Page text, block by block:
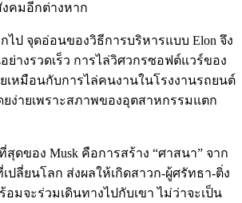
งคมอีกต่างหาก
ไป จุดอ่อนของวิธีการบริหารแบบ Elon จึง
ย่างรวดเร็ว การไล่วิศวกรซอฟต์แวร์ของ
เหมือนกับการไล่คนงานในโรงงานรถยนต์
ง่ายเพราะสภาพของอุตสาหกรรมแตก
ดของ Musk คือการสร้าง “ศาสนา” จาก
ลี่ยนโลก ส่งผลให้เกิดสาวก-ผู้ศรัทธา-ติ่ง
อมจะร่วมเดินทางไปกับเขา ไม่ว่าจะเป็น